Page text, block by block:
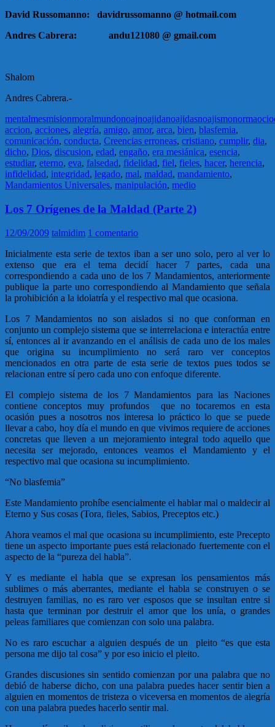
David Russomanno: davidrussomanno @ hotmail.com
Andres Cabrera: andu121080 @ gmail.com
Shalom
Andres Cabrera.-
mentalmesmisionmoralmundonoajnoajidanoajidasnoajismonormaocio
accion, acciones, alegría, amigo, amor, arca, bien, blasfemia,
comunicación, conducta, Creencias erroneas, cristiano, cumplir, dia,
dicho, Dios, discusion, edad, engaño, era mesiánica, esencia,
estudiar, eterno, eva, falsedad, fidelidad, fiel, fieles, hacer, herencia,
infidelidad, integridad, legado, mal, maldad, mandamiento,
Mandamientos Universales, manipulación, medio
Los 7 Orígenes de la Maldad (Parte 2)
12/09/2009 talmidim 1 comentario
Inicialmente esta serie de textos iban a ser uno solo, pero al ver lo
extenso que era el tema decidí hacer 7 partes, cada una
correspondiendo a cada uno de los 7 Mandamientos, anteriormente
publique la parte uno correspondiendo al Mandamiento que señala
la prohibición a la idolatría y el respectivo mal que ocasiona.
Los 7 Mandamientos no son aislados si no que conforman en
conjunto un complejo sistema que se interrelaciona e interactúa entre
sí, entonces al ir avanzando en el análisis de cada uno de los males
que origina su incumplimiento no será raro ver conceptos
mencionados en otra parte de esta serie de textos pues todos se
relacionan entre sí pero cada uno con enfoque diferente.
El complejo sistema de los 7 Mandamientos para las Naciones
contiene conceptos muy profundos que no tocaremos en esta
ocasión pues a nosotros nos interesa lo práctico lo que se puede
llevar a cabo, hoy día el mundo en que vivimos requiere de acciones
concretas que lleven a un mejoramiento integral todo aquello que
necesita ser mejorado, entonces veamos el Mandamiento y el
respectivo mal que ocasiona su incumplimiento.
“No blasfemia”
Este Mandamiento prohíbe esencialmente el hablar mal o maldecir al
Eterno y Sus cosas (Tora, fieles, Sabios, Preceptos etc.)
Ahora veamos el mal que ocasiona su incumplimiento, este Precepto
tiene un aspecto importante pues está relacionado fuertemente con el
aspecto de la “pureza del habla”.
Y es mediante el habla que se expresan los pensamientos más
sublimes o más aberrantes, mediante el habla se construyen o se
destruyen familias, no es raro ver esposos que se insultan entre si
hasta que terminan por destruir el amor que los unía, o grandes
peleas familiares que comienzan con solo una palabra.
No es raro escuchar a alguien después de un pleito “es que esta
persona me dijo tal cosa” y por eso inicio el pleito.
Grandes discusiones sin sentido comienzan por una palabra que no
debió de haberse dicho, con una palabra puedes hacer sentir bien a
alguien en momentos de tristeza o viceversa en momentos de alegría
con una palabra puedes hacerlo sentir mal.